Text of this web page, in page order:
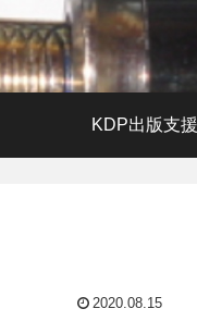
KDP出版支援
2020.08.15